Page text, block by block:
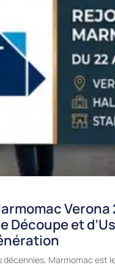
Verona
Découpe et
décennies, Marmomac est